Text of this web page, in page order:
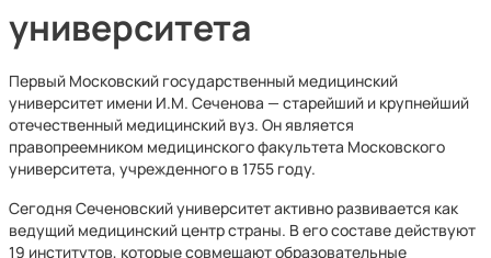
университета
Первый Московский государственный медицинский
университет имени И.М. Сеченова — старейший и крупнейший
отечественный медицинский вуз. Он является
правопреемником медицинского факультета Московского
университета, учрежденного в 1755 году.
Сегодня Сеченовский университет активно развивается как
ведущий медицин­ский центр страны. В его составе действуют
19 институтов, которые совмещают образовательные